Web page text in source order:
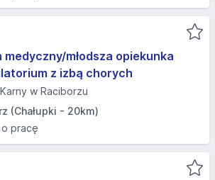
medyczny/młodsza opiekunka
z izbą chorych
w Raciborzu
(Chałupki - 20km)
pracę